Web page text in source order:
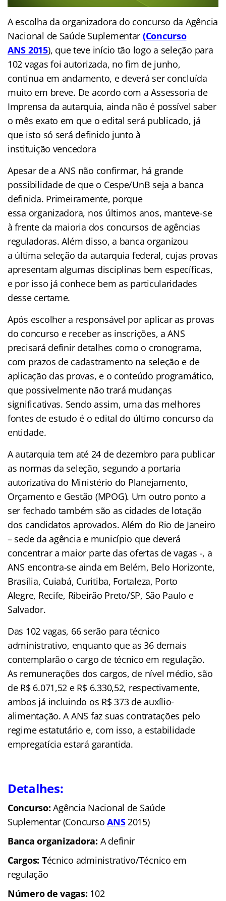
A escolha da organizadora do concurso da Agência
Nacional de Saúde Suplementar (Concurso
ANS 2015), que teve início tão logo a seleção para
102 vagas foi autorizada, no fim de junho,
continua em andamento, e deverá ser concluída
muito em breve. De acordo com a Assessoria de
Imprensa da autarquia, ainda não é possível saber
o mês exato em que o edital será publicado, já
que isto só será definido junto à
instituição vencedora
Apesar de a ANS não confirmar, há grande
possibilidade de que o Cespe/UnB seja a banca
definida. Primeiramente, porque
essa organizadora, nos últimos anos, manteve-se
à frente da maioria dos concursos de agências
reguladoras. Além disso, a banca organizou
a última seleção da autarquia federal, cujas provas
apresentam algumas disciplinas bem específicas,
e por isso já conhece bem as particularidades
desse certame.
Após escolher a responsável por aplicar as provas
do concurso e receber as inscrições, a ANS
precisará definir detalhes como o cronograma,
com prazos de cadastramento na seleção e de
aplicação das provas, e o conteúdo programático,
que possivelmente não trará mudanças
significativas. Sendo assim, uma das melhores
fontes de estudo é o edital do último concurso da
entidade.
A autarquia tem até 24 de dezembro para publicar
as normas da seleção, segundo a portaria
autorizativa do Ministério do Planejamento,
Orçamento e Gestão (MPOG). Um outro ponto a
ser fechado também são as cidades de lotação
dos candidatos aprovados. Além do Rio de Janeiro
– sede da agência e município que deverá
concentrar a maior parte das ofertas de vagas -, a
ANS encontra-se ainda em Belém, Belo Horizonte,
Brasília, Cuiabá, Curitiba, Fortaleza, Porto
Alegre, Recife, Ribeirão Preto/SP, São Paulo e
Salvador.
Das 102 vagas, 66 serão para técnico
administrativo, enquanto que as 36 demais
contemplarão o cargo de técnico em regulação.
As remunerações dos cargos, de nível médio, são
de R$ 6.071,52 e R$ 6.330,52, respectivamente,
ambos já incluindo os R$ 373 de auxílio-
alimentação. A ANS faz suas contratações pelo
regime estatutário e, com isso, a estabilidade
empregatícia estará garantida.
Detalhes:
Concurso:Agência Nacional de Saúde
Suplementar (Concurso ANS 2015)
Banca organizadora: A definir
Cargos: Técnico administrativo/Técnico em
regulação
Número de vagas: 102